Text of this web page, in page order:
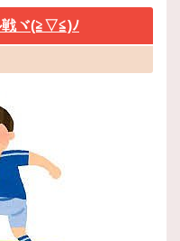
戦ヾ(≧▽≦)ﾉ